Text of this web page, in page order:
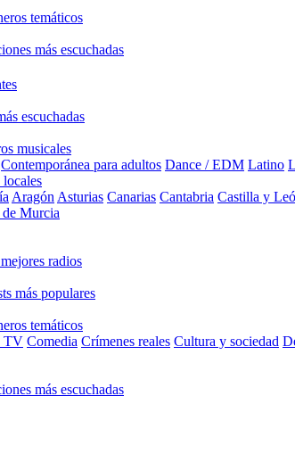
temáticos
más escuchadas
escuchadas
musicales
Contemporánea para adultos Dance / EDM Latino
Aragón Asturias Canarias Cantabria Castilla y
Murcia
radios
más populares
temáticos
TV Comedia Crímenes reales Cultura y sociedad
más escuchadas